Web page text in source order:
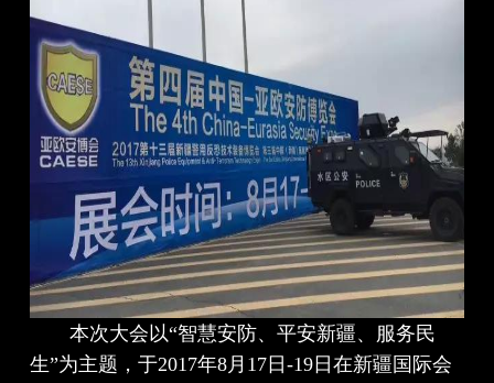
本次大会以“智慧安防、平安新疆、服务民
生”为主题，于2017年8月17日-19日在新疆国际会